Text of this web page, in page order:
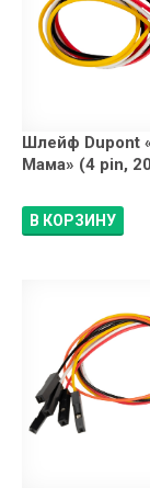
Шлейф Dupont
Мама» (4 pin,
В КОРЗИНУ